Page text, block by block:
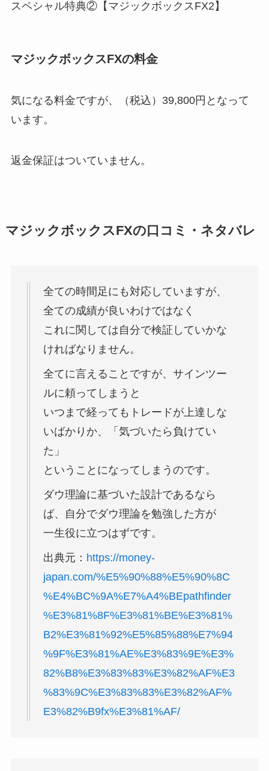
スペシャル特典②【マジックボックスFX2】
マジックボックスFXの料金
気になる料金ですが、 （税込）39,800円 となって
います。
返金保証はついていません。
マジックボックスFXの口コミ・ネタバレ
全ての時間足にも対応していますが、
全ての成績が良いわけではなく
これに関しては自分で検証していかな
ければなりません。
全てに言えることですが、サインツー
ルに頼ってしまうと
いつまで経ってもトレードが上達しな
いばかりか、「気づいたら負けてい
た」
ということになってしまうのです。
ダウ理論に基づいた設計であるなら
ば、自分でダウ理論を勉強した方が
一生役に立つはずです。
出典元： https://money-
japan.com/%E5%90%88%E5%90%8C
%E4%BC%9A%E7%A4%BEpathfinder
%E3%81%8F%E3%81%BE%E3%81%
B2%E3%81%92%E5%85%88%E7%94
%9F%E3%81%AE%E3%83%9E%E3%
82%B8%E3%83%83%E3%82%AF%E3
%83%9C%E3%83%83%E3%82%AF%
E3%82%B9fx%E3%81%AF/